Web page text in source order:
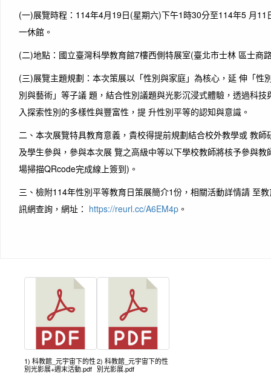
(一)展覽時程：114年4月19日(星期六)下午1時30分至114年5 月11
一休館。
(二)地點：國立臺灣科學教育館7樓西側特展室(臺北市士林 區士商
(三)展覽主題規劃：本次策展以「性別與家庭」為核心，延 伸「性
別與藝術」等子議 題，結合性別議題與光影沉浸式體驗，透過科
入探索性別的多樣性與豐富性，提 升性別平等的認知與意識。
二、本次展覽特具教育意義，貴校得提前規劃結合校外教學或 教
及學生參與，參與本次展 覽之高級中等以下學校教師將核予參與
場掃描QRcode完成線上簽到)。
三、檢附114年性別平等教育日策展簡介1份，相關活動詳情請 至
訊網查詢，網址： https://reurl.cc/A6EM4p 。
1) 科教館_元宇宙下的性
別光影展+週末活動.pdf
2) 科教館_元宇宙下的性
別光影展.pdf